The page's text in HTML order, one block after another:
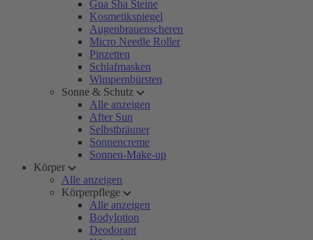
Gua Sha Steine
Kosmetikspiegel
Augenbrauenscheren
Micro Needle Roller
Pinzetten
Schlafmasken
Wimpernbürsten
Sonne & Schutz
Alle anzeigen
After Sun
Selbstbräuner
Sonnencreme
Sonnen-Make-up
Körper
Alle anzeigen
Körperpflege
Alle anzeigen
Bodylotion
Deodorant